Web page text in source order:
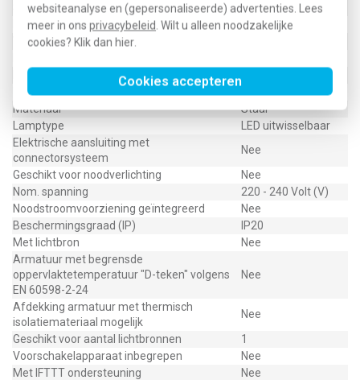
websiteanalyse en (gepersonaliseerde) advertenties. Lees
meer in ons privacybeleid . Wilt u alleen noodzakelijke
cookies? Klik dan hier
Cookies accepteren
Spanningstype
AC
Met bewegingssensor
Nee
Voorschakelapparaat
Lengte
616 Millimeter (mm)
Hoogte/diepte
40 Millimeter (mm)
Materiaal
Staal
Lamptype
LED uitwisselbaar
Elektrische aansluiting met
connectorsysteem
Nee
Geschikt voor noodverlichting
Nee
Nom. spanning
220 - 240 Volt (V)
Noodstroomvoorziening geïntegreerd
Nee
Beschermingsgraad (IP)
IP20
Met lichtbron
Nee
Armatuur met begrensde
oppervlaktetemperatuur "D-teken" volgens
EN 60598-2-24
Nee
Afdekking armatuur met thermisch
isolatiemateriaal mogelijk
Nee
Geschikt voor aantal lichtbronnen
1
Voorschakelapparaat inbegrepen
Nee
Met IFTTT ondersteuning
Nee